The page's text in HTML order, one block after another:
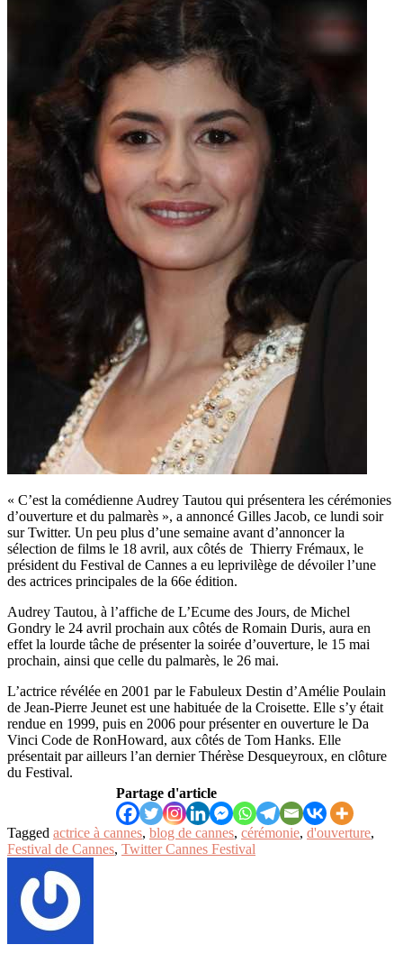
« C’est la comédienne Audrey Tautou qui présentera les cérémonies
d’ouverture et du palmarès », a annoncé Gilles Jacob, ce lundi soir
sur Twitter. Un peu plus d’une semaine avant d’annoncer la
sélection de films le 18 avril, aux côtés de Thierry Frémaux, le
président du Festival de Cannes a eu leprivilège de dévoiler l’une
des actrices principales de la 66e édition.
Audrey Tautou, à l’affiche de L’Ecume des Jours, de Michel
Gondry le 24 avril prochain aux côtés de Romain Duris, aura en
effet la lourde tâche de présenter la soirée d’ouverture, le 15 mai
prochain, ainsi que celle du palmarès, le 26 mai.
L’actrice révélée en 2001 par le Fabuleux Destin d’Amélie Poulain
de Jean-Pierre Jeunet est une habituée de la Croisette. Elle s’y était
rendue en 1999, puis en 2006 pour présenter en ouverture le Da
Vinci Code de RonHoward, aux côtés de Tom Hanks. Elle
présentait par ailleurs l’an dernier Thérèse Desqueyroux, en clôture
du Festival.
Partage d'article
Tagged actrice à cannes, blog de cannes, cérémonie, d'ouverture,
Festival de Cannes, Twitter Cannes Festival